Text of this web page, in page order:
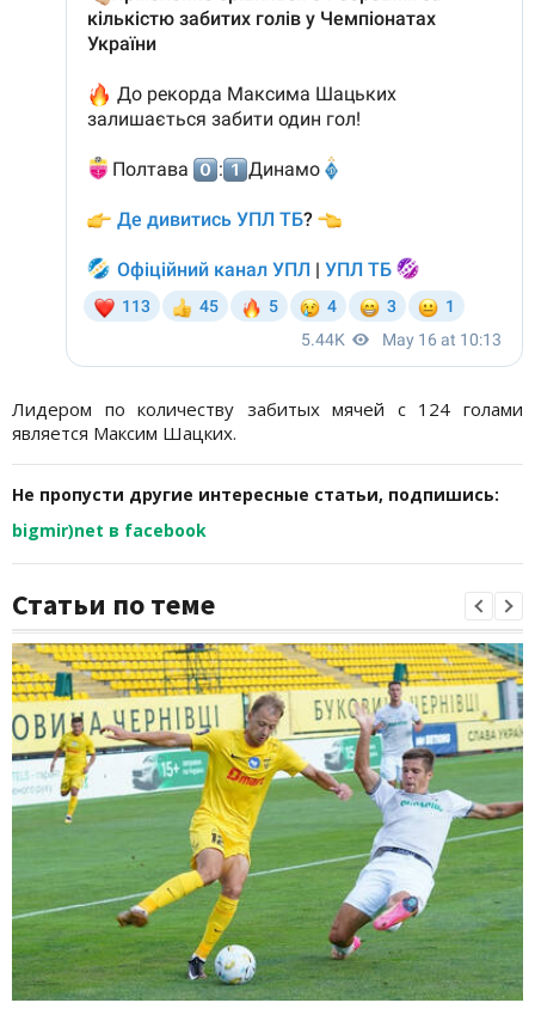
Лидером по количеству забитых мячей с 124 голами
является Максим Шацких.
Не пропусти другие интересные статьи, подпишись:
bigmir)net в facebook
Статьи по теме